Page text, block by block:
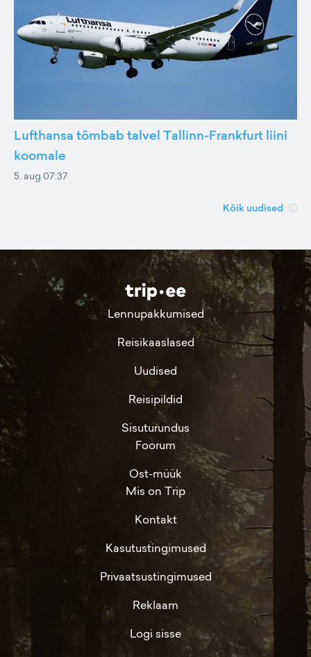
Lufthansa tõmbab talvel Tallinn-Frankfurt liini
koomale
5. aug 07:37
Kõik uudised
Lennupakkumised
Reisikaaslased
Uudised
Reisipildid
Sisuturundus
Foorum
Ost-müük
Mis on Trip
Kontakt
Kasutustingimused
Privaatsustingimused
Reklaam
Logi sisse